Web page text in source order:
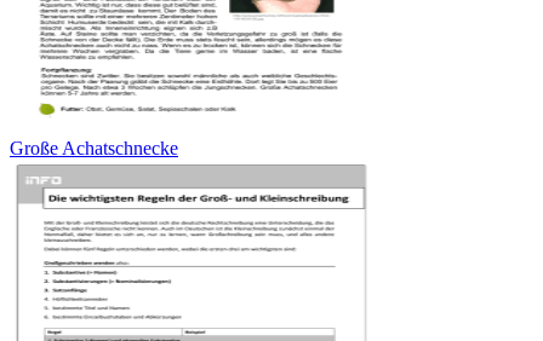
Große Achatschnecke